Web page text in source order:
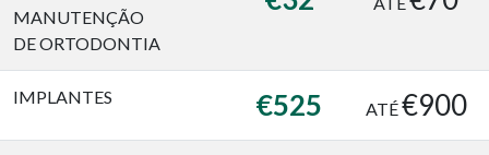
MANUTENÇÃO
DE ORTODONTIA
IMPLANTES €525 ATÉ€900